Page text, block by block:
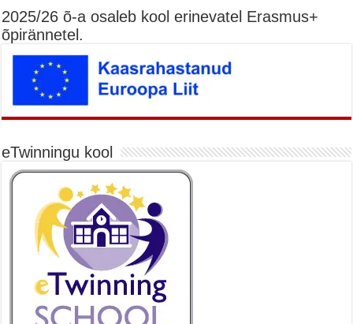
2025/26 õ-a osaleb kool erinevatel Erasmus+
õpirännetel.
eTwinningu kool